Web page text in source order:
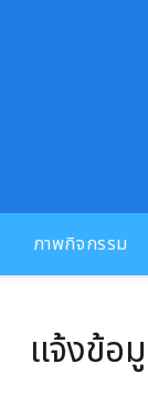
ภาพกิจกรรม
แจ้งข้อ